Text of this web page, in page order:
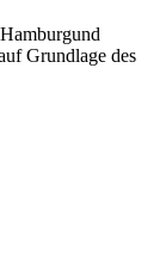
Grundlage des